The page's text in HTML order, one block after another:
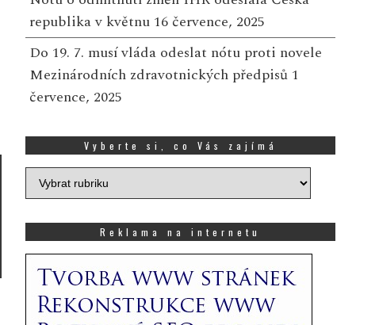
skvělé věci! Do nabídky
kromě osvěžující zmrzliny
nově přibyl také první...Více
vybraných prodejnách
po celé České
uskutečnila speciální
grantového prog...
republika v květnu 16 července, 2025
Do 19. 7. musí vláda odeslat nótu proti novele
Mezinárodních zdravotnických předpisů 1
července, 2025
Vyberte si, co Vás zajímá
Vyberte
si,
zajímá
Reklama na internetu